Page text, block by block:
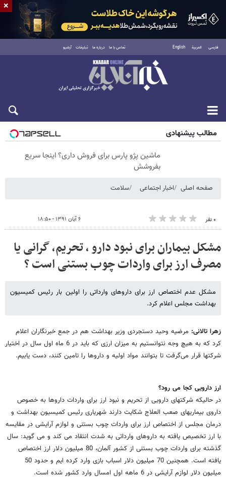
فارسی العربية English تماس با ما درباره ما تبلیغات آرشیو
جمعه ۱۶ مرداد ۱۴۰۵
مطالب پیشنهادی
ماشین پژو پارس برای فروش داری؟ اینجا سریع
بفروشش
صفحه اصلی اخبار اجتماعی سلامت
۰ نفر ۶ آبان ۱۳۹۱ - ۱۸:۵۰
مشکل بیماران برای نبود دارو ، تحریم، گرانی یا
مصرف ارز برای واردات چوب بستنی است ؟
مشکل عدم اختصاص ارز برای داروهای وارداتی را اولین بار رئیس کمیسیون
بهداشت مجلس اعلام کرد.
زهرا تالانی: مرضیه وحید دستجردی وزیر بهداشت هم در جمع خبرنگاران اعلام
کرد که به هیچ وجه نتوانستیم به میزان ارزی که باید در 6 ماه اول سال در اختیار
شرکتها قرار می‌گرفت تا بتوانند مواد اولیه و داروها را تامین کنند، دست یابیم.
ارز دارویی کجا می رود؟
در حالیکه شرکتهای دارویی از تحریم و نبود ارز برای واردات داروها به خصوص
داروی بیماریهای صعب العلاج شکایت دارند شهریاری رئیس کمیسیون بهداشت و
درمان مجلس از اختصاص ارز برای واردات چوب بستنی و لوازم آرایشی در مقایسه
با ارز تخصیص یافته به داروهای وارداتی به شدت انتقاد می کند و می گوید: سال
گذشته برای واردات چوب بستنی از کشور آلمان، 80 میلیون دلار ارز اختصاص
یافته است. همچنین 70 میلیون دلار اسباب بازی وارد کرده ایم و حدود 50
میلیون دلار لوازم آرایشی در 6 ماهه اول امسال وارد کشور شده است.
×